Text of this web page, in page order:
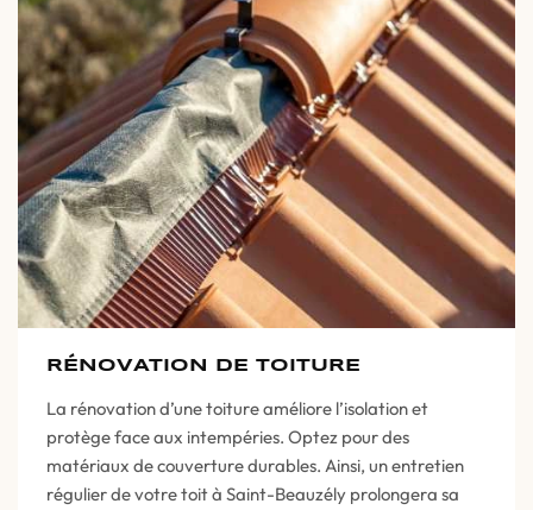
RÉNOVATION DE TOITURE
La rénovation d’une toiture améliore l’isolation et
protège face aux intempéries. Optez pour des
matériaux de couverture durables. Ainsi, un entretien
régulier de votre toit à Saint-Beauzély prolongera sa